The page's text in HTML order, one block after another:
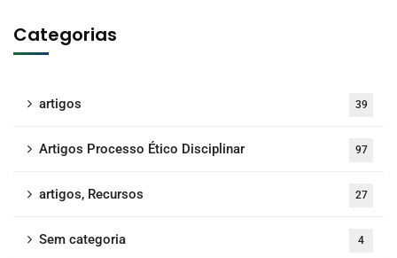
Categorias
artigos 39
Artigos Processo Ético Disciplinar 97
artigos, Recursos 27
Sem categoria 4